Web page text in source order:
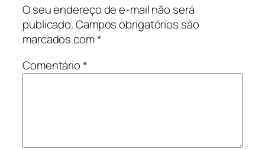
O seu endereço de e-mail não será
publicado.Campos obrigatórios são
marcados com*
Comentário*